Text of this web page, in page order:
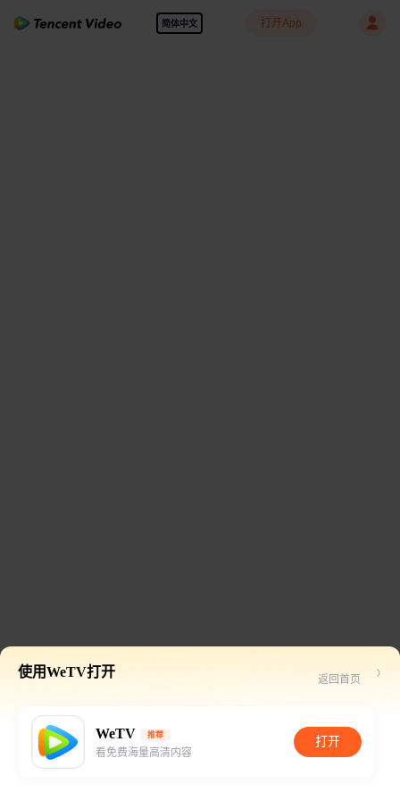
简体中文 打开App
使用WeTV打开 返回首页
WeTV 推荐
看免费海量高清内容
打开